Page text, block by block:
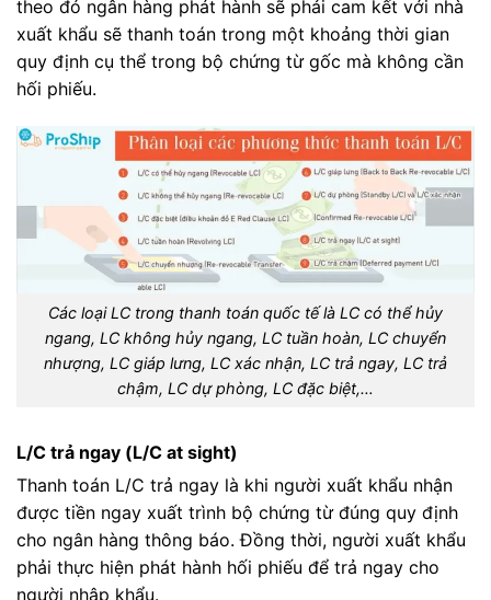
theo đó ngân hàng phát hành sẽ phải cam kết với nhà
xuất khẩu sẽ thanh toán trong một khoảng thời gian
quy định cụ thể trong bộ chứng từ gốc mà không cần
hối phiếu.
Các loại LC trong thanh toán quốc tế là LC có thể hủy
ngang, LC không hủy ngang, LC tuần hoàn, LC chuyển
nhượng, LC giáp lưng, LC xác nhận, LC trả ngay, LC trả
chậm, LC dự phòng, LC đặc biệt,…
L/C trả ngay (L/C at sight)
Thanh toán L/C trả ngay là khi người xuất khẩu nhận
được tiền ngay xuất trình bộ chứng từ đúng quy định
cho ngân hàng thông báo. Đồng thời, người xuất khẩu
phải thực hiện phát hành hối phiếu để trả ngay cho
người nhập khẩu.